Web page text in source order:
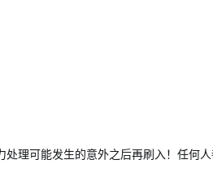
理可能发生的意外之后再刷入！任何